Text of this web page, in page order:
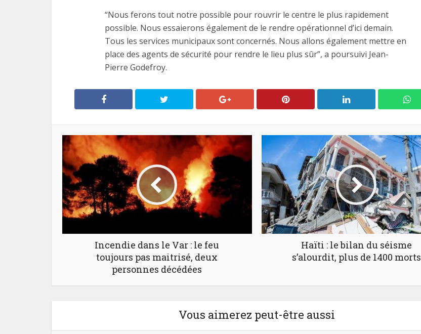
“Nous ferons tout notre possible pour rouvrir le centre le plus rapidement
possible. Nous essaierons également de le rendre opérationnel d’ici demain.
Tous les services municipaux sont concernés. Nous allons également mettre en
place des agents de sécurité pour rendre le lieu plus sûr”, a poursuivi Jean-
Pierre Godefroy.
Incendie dans le Var : le feu
toujours pas maitrisé, deux
personnes décédées
Haïti : le bilan du séisme
s’alourdit, plus de 1400 morts
Vous aimerez peut-être aussi